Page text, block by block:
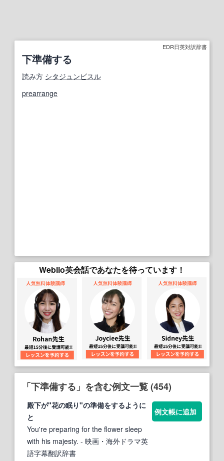
EDR日英対訳辞書
下準備する
読み方 シタジュンビスル
prearrange
Weblio英会話であなたを待っています！
「下準備する」を含む例文一覧 (454)
殿下が"花の眠り"の準備をするように
と
You're preparing for the flower sleep
with his majesty. - 映画・海外ドラマ英
語字幕翻訳辞書
例文帳に追加